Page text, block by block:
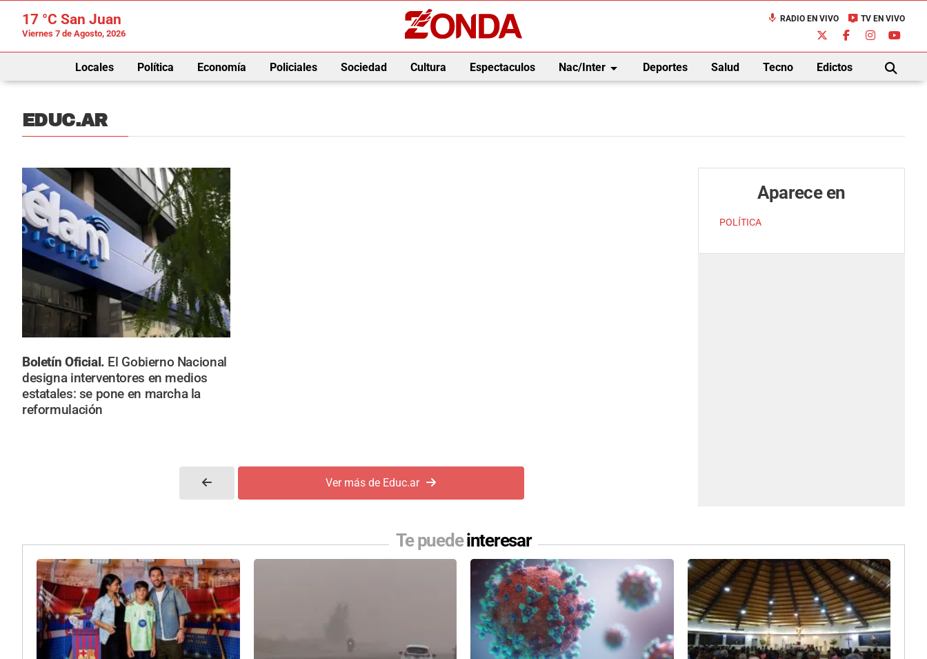
17 °C San Juan
Viernes 7 de Agosto, 2026
mic RADIO EN VIVO live_tv TV EN VIVO
Locales Política Economía Policiales Sociedad Cultura Espectaculos Nac/Interarrow_drop_down Deportes Salud Tecno Edictos
BUSCAR
EDUC.AR
Boletín Oficial. El Gobierno Nacional
designa interventores en medios
estatales: se pone en marcha la
reformulación
Ver más de Educ.ar
Aparece en
POLÍTICA
Te puedeinteresar